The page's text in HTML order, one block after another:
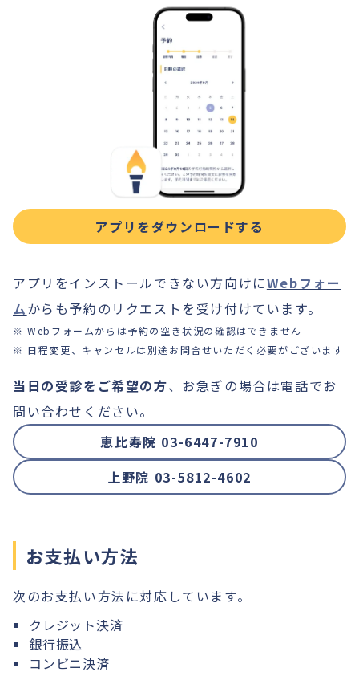
アプリをダウンロードする
アプリをインストールできない方向けにWebフォー
ムからも予約のリクエストを受け付けています。
※ Webフォームからは予約の空き状況の確認はできません
※ 日程変更、キャンセルは別途お問合せいただく必要がございます
当日の受診をご希望の方、お急ぎの場合は電話でお
問い合わせください。
恵比寿院 03-6447-7910
上野院 03-5812-4602
お支払い方法
次のお支払い方法に対応しています。
クレジット決済
銀行振込
コンビニ決済